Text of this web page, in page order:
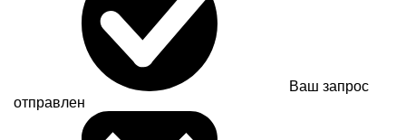
Ваш запрос
отправлен